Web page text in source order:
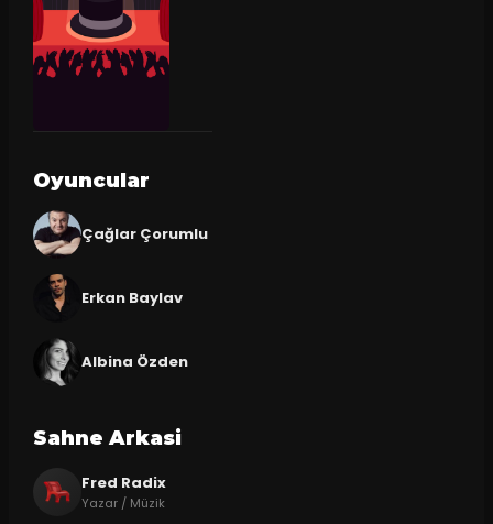
Oyuncular
Çağlar Çorumlu
Erkan Baylav
Albina Özden
Sahne Arkasi
Fred Radix
Yazar / Müzik